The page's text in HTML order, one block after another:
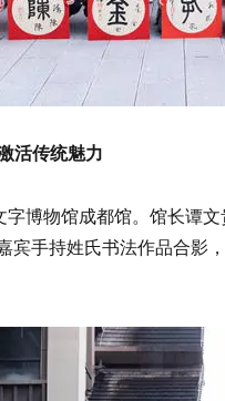
活传统魅力
博物馆成都馆。馆长谭
宾手持姓氏书法作品合影